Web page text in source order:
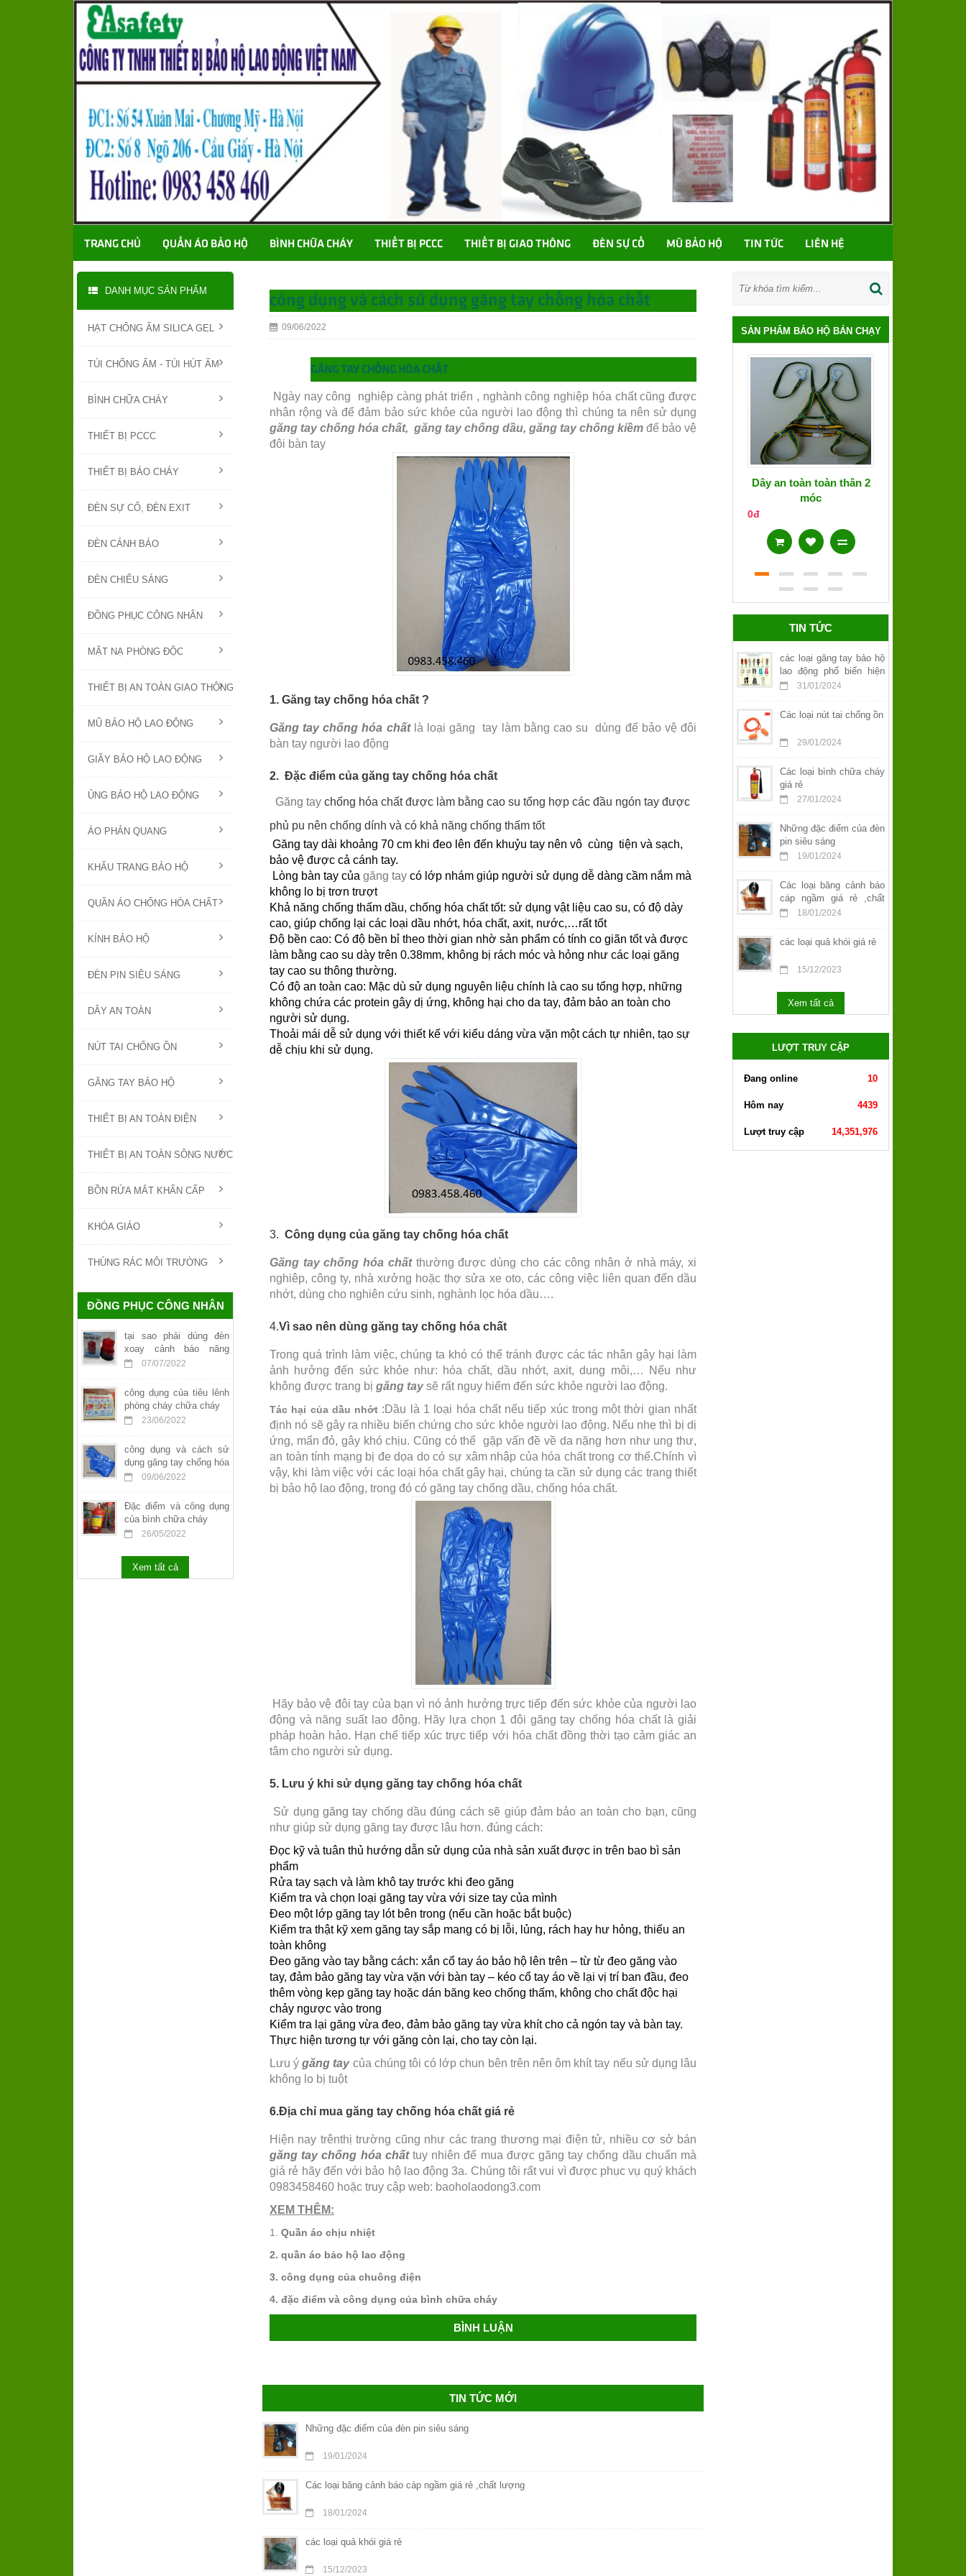
TRANG CHỦ QUẦN ÁO BẢO HỘ BÌNH CHỮA CHÁY THIẾT BỊ PCCC THIẾT BỊ GIAO THÔNG ĐÈN SỰ CỐ MŨ BẢO HỘ TIN TỨC LIÊN HỆ
DANH MỤC SẢN PHẨM
HẠT CHỐNG ẨM SILICA GEL
TÚI CHỐNG ẨM - TÚI HÚT ẨM
BÌNH CHỮA CHÁY
THIẾT BỊ PCCC
THIẾT BỊ BÁO CHÁY
ĐÈN SỰ CỐ, ĐÈN EXIT
ĐÈN CẢNH BÁO
ĐÈN CHIẾU SÁNG
ĐỒNG PHỤC CÔNG NHÂN
MẶT NẠ PHÒNG ĐỘC
THIẾT BỊ AN TOÀN GIAO THÔNG
MŨ BẢO HỘ LAO ĐỘNG
GIẦY BẢO HỘ LAO ĐỘNG
ỦNG BẢO HỘ LAO ĐỘNG
ÁO PHẢN QUANG
KHẨU TRANG BẢO HỘ
QUẦN ÁO CHỐNG HÓA CHẤT
KÍNH BẢO HỘ
ĐÈN PIN SIÊU SÁNG
DÂY AN TOÀN
NÚT TAI CHỐNG ỒN
GĂNG TAY BẢO HỘ
THIẾT BỊ AN TOÀN ĐIỆN
THIẾT BỊ AN TOÀN SÔNG NƯỚC
BỒN RỬA MẮT KHẨN CẤP
KHÓA GIÁO
THÙNG RÁC MÔI TRƯỜNG
ĐỒNG PHỤC CÔNG NHÂN
tại sao phải dùng đèn
xoay cảnh báo năng
lượng mặt trời
07/07/2022
công dụng của tiêu lênh
phòng cháy chữa cháy
23/06/2022
công dụng và cách sử
dụng găng tay chống hóa
chất09/06/2022
Đặc điểm và công dụng
của bình chữa cháy
26/05/2022
Xem tất cả
công dụng và cách sử dụng găng tay chống hóa chất
09/06/2022
GĂNG TAY CHỐNG HÓA CHẤT
Ngày nay công nghiệp càng phát triển , nghành công nghiệp hóa chất cũng được
nhân rộng và để đảm bảo sức khỏe của người lao động thì chúng ta nên sử dụng
găng tay chống hóa chất, găng tay chống dầu, găng tay chống kiềm để bảo vệ
đôi bàn tay
1. Găng tay chống hóa chất ?
Găng tay chống hóa chấtlà loại găng tay làm bằng cao su dùng để bảo vệ đôi
bàn tay người lao động
2. Đặc điểm của găng tay chống hóa chất
Găng tay chống hóa chất được làm bằng cao su tổng hợp các đầu ngón tay được
phủ pu nên chống dính và có khả năng chống thấm tốt
Găng tay dài khoảng 70 cm khi đeo lên đến khuỷu tay nên vô cùng tiện và sạch,
bảo vệ được cả cánh tay.
Lòng bàn tay của găng tay có lớp nhám giúp người sử dụng dễ dàng cầm nắm mà
không lo bị trơn trượt
Khả năng chống thấm dầu, chống hóa chất tốt: sử dụng vật liệu cao su, có độ dày
cao, giúp chống lại các loại dầu nhớt, hóa chất, axit, nước,…rất tốt
Độ bền cao: Có độ bền bỉ theo thời gian nhờ sản phẩm có tính co giãn tốt và được
làm bằng cao su dày trên 0.38mm, không bị rách móc và hỏng như các loại găng
tay cao su thông thường.
Có độ an toàn cao: Mặc dù sử dụng nguyên liệu chính là cao su tổng hợp, những
không chứa các protein gây dị ứng, không hại cho da tay, đảm bảo an toàn cho
người sử dụng.
Thoải mái dễ sử dụng với thiết kế với kiểu dáng vừa vặn một cách tự nhiên, tạo sự
dễ chịu khi sử dụng.
3. Công dụng của găng tay chống hóa chất
Găng tay chống hóa chấtthường được dùng cho các công nhân ở nhà máy, xi
nghiêp, công ty, nhà xưởng hoặc thợ sửa xe oto, các công việc liên quan đến dầu
nhớt, dùng cho nghiên cứu sinh, nghành lọc hóa dầu….
4.Vì sao nên dùng găng tay chống hóa chất
Trong quá trình làm việc, chúng ta khó có thể tránh được các tác nhân gây hại làm
ảnh hưởng đến sức khỏe như: hóa chất, dầu nhớt, axit, dung môi,… Nếu như
không được trang bị găng taysẽ rất nguy hiểm đến sức khỏe người lao động.
Tác hại của dầu nhớt :Dầu là 1 loại hóa chất nếu tiếp xúc trong một thời gian nhất
định nó sẽ gây ra nhiều biến chứng cho sức khỏe người lao động. Nếu nhẹ thì bị dị
ứng, mẩn đỏ, gây khó chịu. Cũng có thể gặp vấn đề về da nặng hơn như ung thư,
an toàn tính mạng bị đe dọa do có sự xâm nhập của hóa chất trong cơ thể.Chính vì
vậy, khi làm việc với các loại hóa chất gây hại, chúng ta cần sử dụng các trang thiết
bị bảo hộ lao động, trong đó có găng tay chống dầu, chống hóa chất.
Hãy bảo vệ đôi tay của bạn vì nó ảnh hưởng trực tiếp đến sức khỏe của người lao
động và năng suất lao động. Hãy lựa chọn 1 đôi găng tay chống hóa chất là giải
pháp hoàn hảo. Hạn chế tiếp xúc trực tiếp với hóa chất đồng thời tạo cảm giác an
tâm cho người sử dụng.
5. Lưu ý khi sử dụng găng tay chống hóa chất
Sử dụnggăng tay chống dầu đúng cách sẽ giúp đảm bảo an toàn cho bạn, cũng
như giúp sử dụng găng tay được lâu hơn. đúng cách:
Đọc kỹ và tuân thủ hướng dẫn sử dụng của nhà sản xuất được in trên bao bì sản
phẩm
Rửa tay sạch và làm khô tay trước khi đeo găng
Kiểm tra và chọn loại găng tay vừa với size tay của mình
Đeo một lớp găng tay lót bên trong (nếu cần hoặc bắt buộc)
Kiểm tra thật kỹ xem găng tay sắp mang có bị lỗi, lủng, rách hay hư hỏng, thiếu an
toàn không
Đeo găng vào tay bằng cách: xắn cổ tay áo bảo hộ lên trên – từ từ đeo găng vào
tay, đảm bảo găng tay vừa vặn với bàn tay – kéo cổ tay áo về lại vị trí ban đầu, đeo
thêm vòng kẹp găng tay hoặc dán băng keo chống thấm, không cho chất độc hại
chảy ngược vào trong
Kiểm tra lại găng vừa đeo, đảm bảo găng tay vừa khít cho cả ngón tay và bàn tay.
Thực hiện tương tự với găng còn lại, cho tay còn lại.
Lưu ýgăng taycủa chúng tôi có lớp chun bên trên nên ôm khít tay nếu sử dụng lâu
không lo bị tuột
6.Địa chỉ mua găng tay chống hóa chất giá rẻ
Hiện nay trênthị trường cũng như các trang thương mại điện tử, nhiều cơ sở bán
găng tay chống hóa chất tuy nhiên để mua được găng tay chống dầu chuẩn mà
giá rẻ hãy đến với bảo hộ lao động 3a. Chúng tôi rất vui vì được phục vụ quý khách
0983458460 hoặc truy cập web: baoholaodong3.com
XEM THÊM:
1. Quần áo chịu nhiệt
2. quần áo bảo hộ lao động
3. công dụng của chuông điện
4. đặc điểm và công dụng của bình chữa cháy
BÌNH LUẬN
TIN TỨC MỚI
Những đặc điểm của đèn pin siêu sáng
19/01/2024
Các loại băng cảnh báo cáp ngầm giá rẻ ,chất lượng
18/01/2024
các loại quả khói giá rẻ
15/12/2023
SẢN PHẨM BẢO HỘ BÁN CHẠY
Dây an toàn toàn thân 2
móc
0đ
TIN TỨC
các loại găng tay bảo hộ
lao động phổ biến hiện
nay
31/01/2024
Các loại nút tai chống ồn
29/01/2024
Các loại bình chữa cháy
giá rẻ
27/01/2024
Những đặc điểm của đèn
pin siêu sáng
19/01/2024
Các loại băng cảnh báo
cáp ngầm giá rẻ ,chất
lượng18/01/2024
các loại quả khói giá rẻ
15/12/2023
Xem tất cả
LƯỢT TRUY CẬP
Đang online 10
Hôm nay 4439
Lượt truy cập 14,351,976